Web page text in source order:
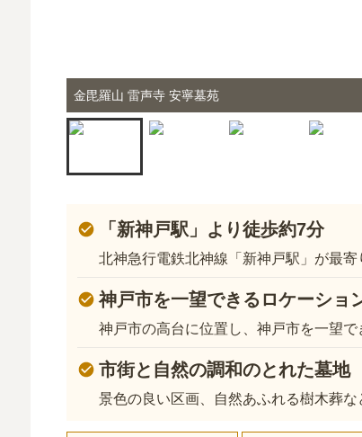
金毘羅山 雷声寺 安寧墓苑
「新神戸駅」より徒歩約7分
北神急行電鉄北神線「新神戸駅」が最
神戸市を一望できるロケーショ
神戸市の高台に位置し、神戸市を一望
市街と自然の調和のとれた墓地
景色の良い区画、自然あふれる樹木葬